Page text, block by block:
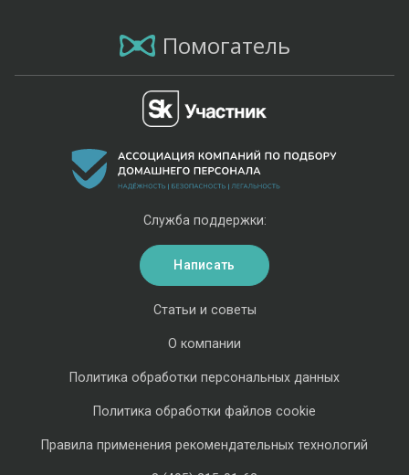
Помогатель
Статьи и советы
О компании
Политика обработки персональных данных
Политика обработки файлов cookie
Правила применения рекомендательных технологий
Служба поддержки:
Написать